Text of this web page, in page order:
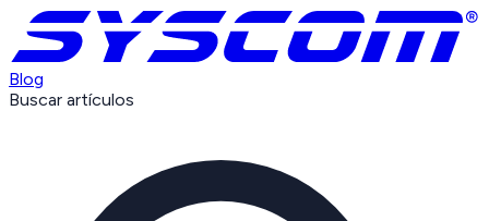
Blog
Buscar artículos